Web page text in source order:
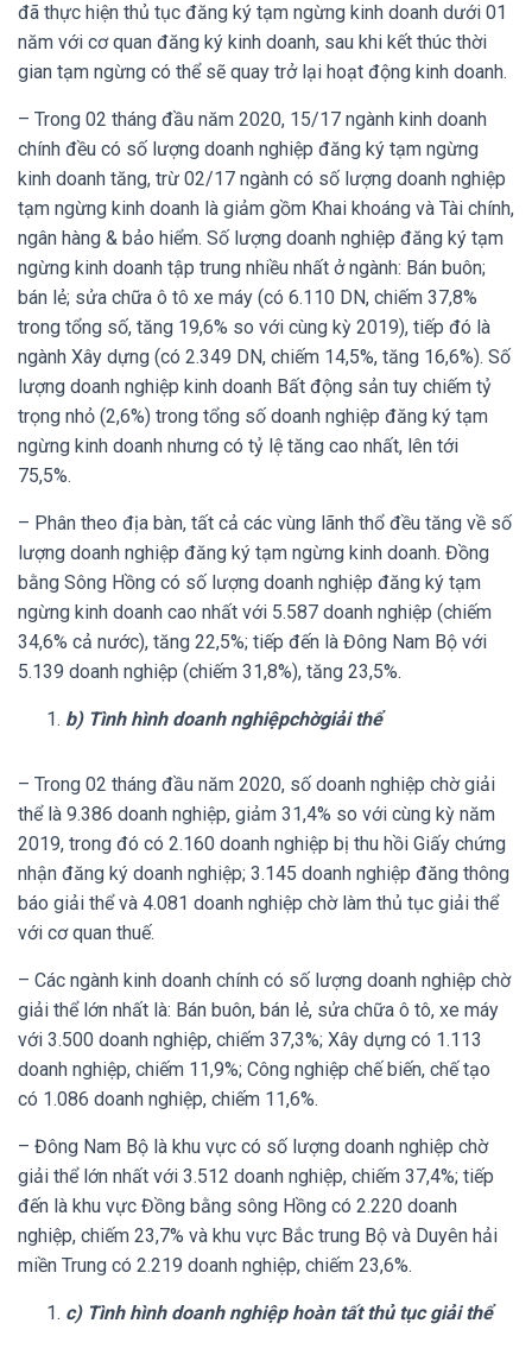
đã thực hiện thủ tục đăng ký tạm ngừng kinh doanh dưới 01
năm với cơ quan đăng ký kinh doanh, sau khi kết thúc thời
gian tạm ngừng có thể sẽ quay trở lại hoạt động kinh doanh.
– Trong 02 tháng đầu năm 2020, 15/17 ngành kinh doanh
chính đều có số lượng doanh nghiệp đăng ký tạm ngừng
kinh doanh tăng, trừ 02/17 ngành có số lượng doanh nghiệp
tạm ngừng kinh doanh là giảm gồm Khai khoáng và Tài chính,
ngân hàng & bảo hiểm. Số lượng doanh nghiệp đăng ký tạm
ngừng kinh doanh tập trung nhiều nhất ở ngành: Bán buôn;
bán lẻ; sửa chữa ô tô xe máy (có 6.110 DN, chiếm 37,8%
trong tổng số, tăng 19,6% so với cùng kỳ 2019), tiếp đó là
ngành Xây dựng (có 2.349 DN, chiếm 14,5%, tăng 16,6%). Số
lượng doanh nghiệp kinh doanh Bất động sản tuy chiếm tỷ
trọng nhỏ (2,6%) trong tổng số doanh nghiệp đăng ký tạm
ngừng kinh doanh nhưng có tỷ lệ tăng cao nhất, lên tới
75,5%.
– Phân theo địa bàn, tất cả các vùng lãnh thổ đều tăng về số
lượng doanh nghiệp đăng ký tạm ngừng kinh doanh. Đồng
bằng Sông Hồng có số lượng doanh nghiệp đăng ký tạm
ngừng kinh doanh cao nhất với 5.587 doanh nghiệp (chiếm
34,6% cả nước), tăng 22,5%; tiếp đến là Đông Nam Bộ với
5.139 doanh nghiệp (chiếm 31,8%), tăng 23,5%.
b) Tình hình doanh nghiệpchờgiải thể
– Trong 02 tháng đầu năm 2020, số doanh nghiệp chờ giải
thể là 9.386 doanh nghiệp, giảm 31,4% so với cùng kỳ năm
2019, trong đó có 2.160 doanh nghiệp bị thu hồi Giấy chứng
nhận đăng ký doanh nghiệp; 3.145 doanh nghiệp đăng thông
báo giải thể và 4.081 doanh nghiệp chờ làm thủ tục giải thể
với cơ quan thuế.
– Các ngành kinh doanh chính có số lượng doanh nghiệp chờ
giải thể lớn nhất là: Bán buôn, bán lẻ, sửa chữa ô tô, xe máy
với 3.500 doanh nghiệp, chiếm 37,3%; Xây dựng có 1.113
doanh nghiệp, chiếm 11,9%; Công nghiệp chế biến, chế tạo
có 1.086 doanh nghiệp, chiếm 11,6%.
– Đông Nam Bộ là khu vực có số lượng doanh nghiệp chờ
giải thể lớn nhất với 3.512 doanh nghiệp, chiếm 37,4%; tiếp
đến là khu vực Đồng bằng sông Hồng có 2.220 doanh
nghiệp, chiếm 23,7% và khu vực Bắc trung Bộ và Duyên hải
miền Trung có 2.219 doanh nghiệp, chiếm 23,6%.
c) Tình hình doanh nghiệp hoàn tất thủ tục giải thể